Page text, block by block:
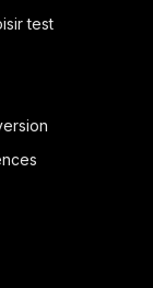
test